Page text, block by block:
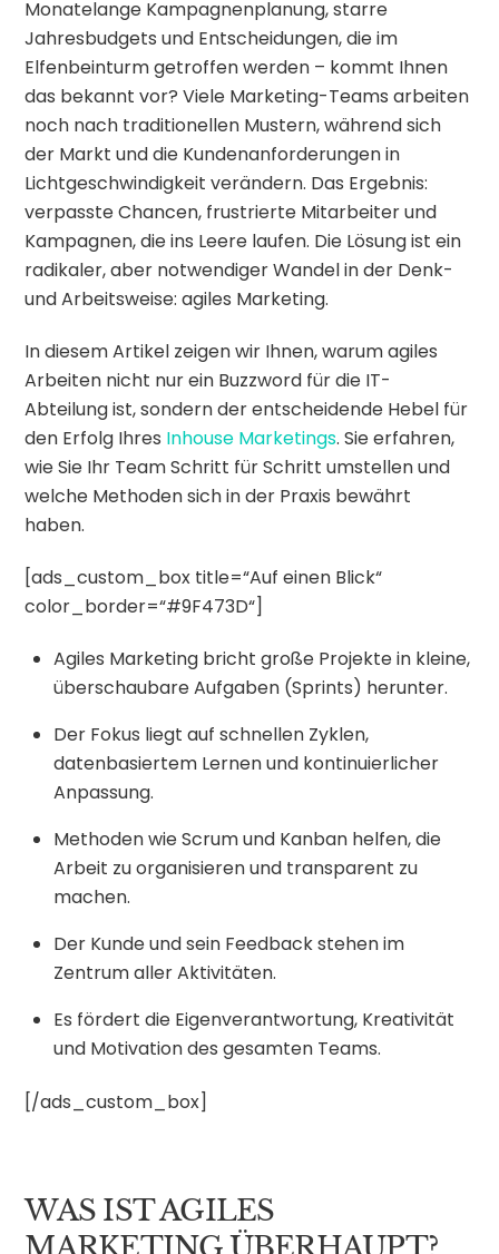
Monatelange Kampagnenplanung, starre
Jahresbudgets und Entscheidungen, die im
Elfenbeinturm getroffen werden – kommt Ihnen
das bekannt vor? Viele Marketing-Teams arbeiten
noch nach traditionellen Mustern, während sich
der Markt und die Kundenanforderungen in
Lichtgeschwindigkeit verändern. Das Ergebnis:
verpasste Chancen, frustrierte Mitarbeiter und
Kampagnen, die ins Leere laufen. Die Lösung ist ein
radikaler, aber notwendiger Wandel in der Denk-
und Arbeitsweise: agiles Marketing.
In diesem Artikel zeigen wir Ihnen, warum agiles
Arbeiten nicht nur ein Buzzword für die IT-
Abteilung ist, sondern der entscheidende Hebel für
den Erfolg Ihres Inhouse Marketings. Sie erfahren,
wie Sie Ihr Team Schritt für Schritt umstellen und
welche Methoden sich in der Praxis bewährt
haben.
[ads_custom_box title=“Auf einen Blick“
color_border=“#9F473D“]
Agiles Marketing bricht große Projekte in kleine,
überschaubare Aufgaben (Sprints) herunter.
Der Fokus liegt auf schnellen Zyklen,
datenbasiertem Lernen und kontinuierlicher
Anpassung.
Methoden wie Scrum und Kanban helfen, die
Arbeit zu organisieren und transparent zu
machen.
Der Kunde und sein Feedback stehen im
Zentrum aller Aktivitäten.
Es fördert die Eigenverantwortung, Kreativität
und Motivation des gesamten Teams.
[/ads_custom_box]
WAS IST AGILES